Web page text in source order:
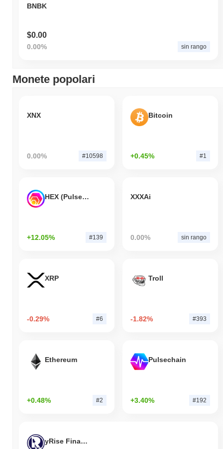
BNBK
$0.00
0.00% sin rango
Monete popolari
XNX
0.00% #10598
Bitcoin
+0.45% #1
HEX (Pulsechain)
+12.05% #139
XXXAi
0.00% sin rango
XRP
-0.29% #6
Troll
-1.82% #393
Ethereum
+0.48% #2
Pulsechain
+3.40% #192
yRise Finance